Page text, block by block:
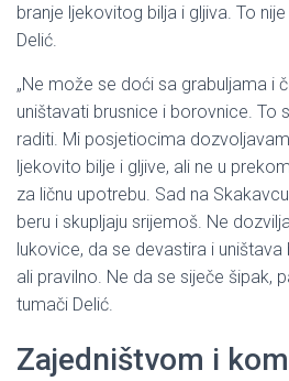
branje ljekovitog bilja i gljiva. To
Delić.
„Ne može se doći sa grabuljama i
uništavati brusnice i borovnice. To
raditi. Mi posjetiocima
ljekovito bilje i gljive, ali ne u
za ličnu upotrebu. Sad na
beru i skupljaju srijemoš. Ne
lukovice, da se devastira i
ali pravilno. Ne da se siječe šipak,
tumači Delić.
Zajedništvom i